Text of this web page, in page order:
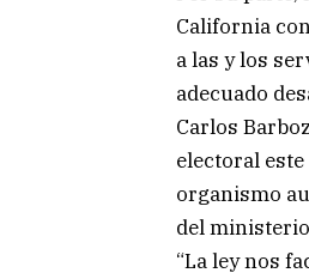
California
a las y los
adecuado
Carlos
electoral
organismo
del
“La ley nos